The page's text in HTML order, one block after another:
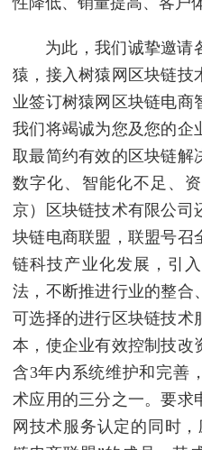
为此，我们诚挚邀请
猿，接入树猿网区块链技
业签订树猿网区块链电商
我们将竭诚为您及您的企
取最简约有效的区块链解
数字化、智能化不足、
京）区块链技术有限公司
块链电商联盟，联盟号召
链科技产业化发展，引
法，不断推进行业的整合
可选择的进行区块链技术
本，使企业有效控制技改
含3年内系统维护和完善
术应用的三分之一。要求
网技术服务认定的同时